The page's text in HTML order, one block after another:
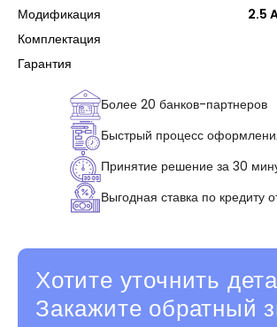
Модификация
2.5
Комплектация
Гарантия
Более 20 банков-партнеров
Быстрый процесс
Принятие решение за 30
Выгодная ставка по кредиту
Хотите уточнить
Закажите обратный